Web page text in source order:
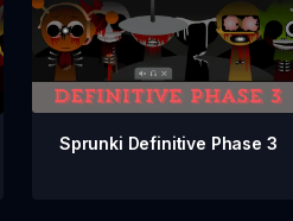
Sprunki Definitive Phase 3